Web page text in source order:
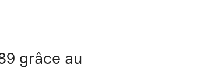
grâce au